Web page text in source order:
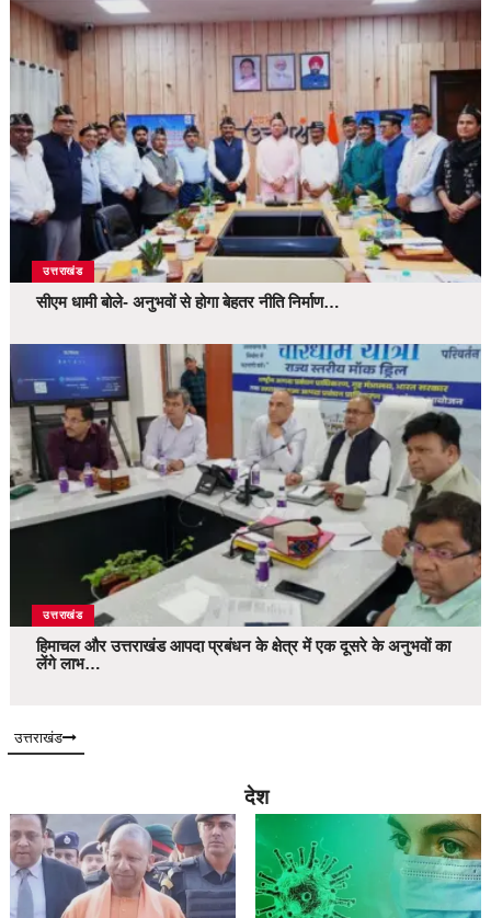
उत्तराखंड
सीएम धामी बोले- अनुभवों से होगा बेहतर नीति निर्माण…
उत्तराखंड
हिमाचल और उत्तराखंड आपदा प्रबंधन के क्षेत्र में एक दूसरे के अनुभवों का
लेंगे लाभ…
उत्तराखंड
देश